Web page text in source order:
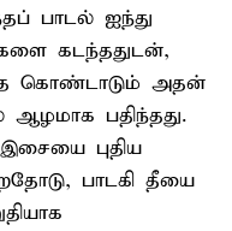
பாடல் ஐந்து
கடந்ததுடன்,
கொண்டாடும் அதன்
பதிந்தது.
புதிய
பாடகி தீயை